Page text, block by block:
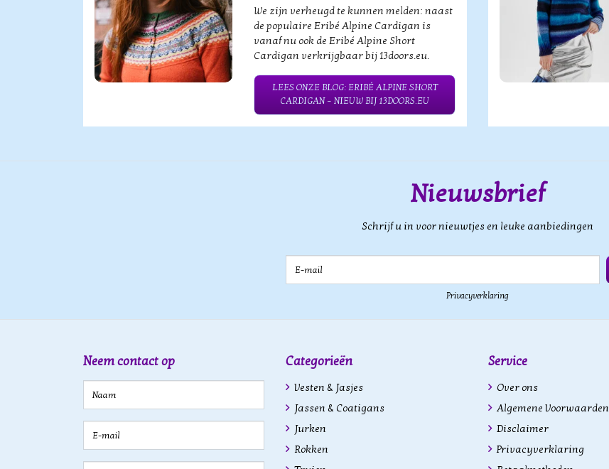
We zijn verheugd te kunnen melden: naast
de populaire Eribé Alpine Cardigan is
vanaf nu ook de Eribé Alpine Short
Cardigan verkrijgbaar bij 13doors.eu.
LEES ONZE BLOG: ERIBÉ ALPINE SHORT
CARDIGAN – NIEUW BIJ 13DOORS.EU
Nieuwsbrief
Schrijf u in voor nieuwtjes en leuke aanbiedingen
E-mail
Privacyverklaring
Neem contact op Categorieën
Vesten & Jasjes
Jassen & Coatigans
Jurken
Rokken
Service
Over ons
Algemene Voorwaarden
Disclaimer
Privacyverklaring